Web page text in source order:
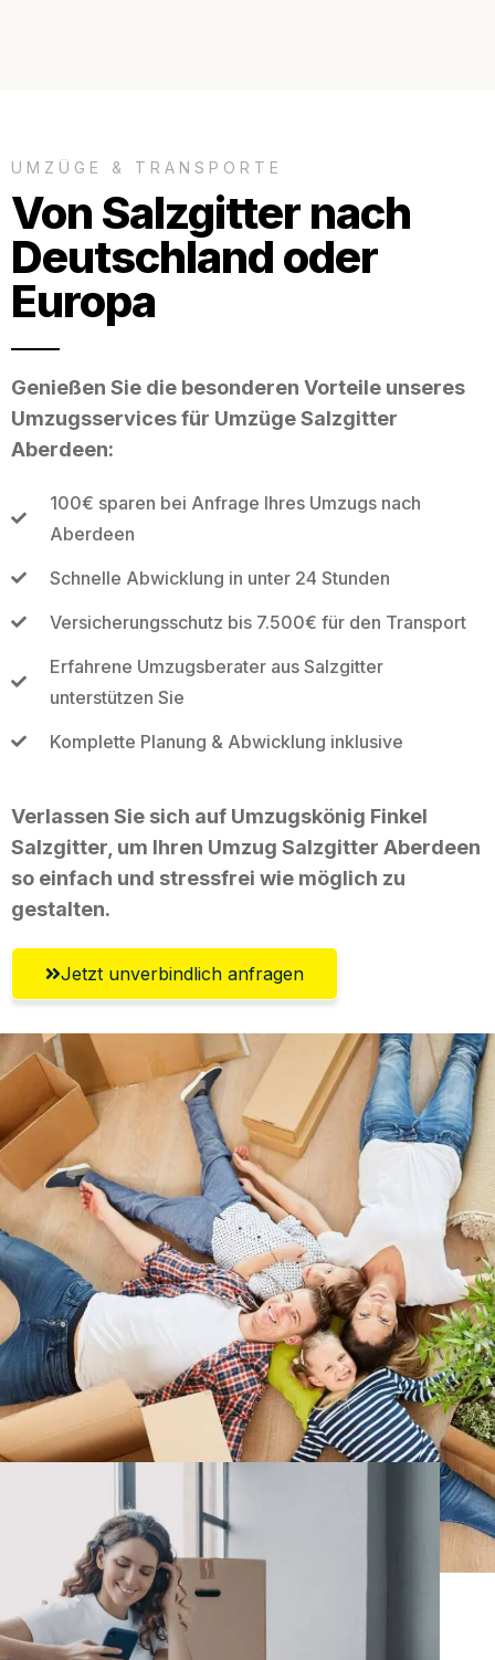
UMZÜGE & TRANSPORTE
Von Salzgitter nach
Deutschland oder
Europa
Genießen Sie die besonderen Vorteile unseres
Umzugsservices für Umzüge Salzgitter
Aberdeen:
100€ sparen bei Anfrage Ihres Umzugs nach
Aberdeen
Schnelle Abwicklung in unter 24 Stunden
Versicherungsschutz bis 7.500€ für den Transport
Erfahrene Umzugsberater aus Salzgitter
unterstützen Sie
Komplette Planung & Abwicklung inklusive
Verlassen Sie sich auf Umzugskönig Finkel
Salzgitter, um Ihren Umzug Salzgitter Aberdeen
so einfach und stressfrei wie möglich zu
gestalten.
Jetzt unverbindlich anfragen